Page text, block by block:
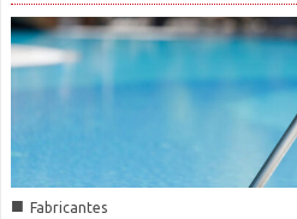
■ Fabricantes